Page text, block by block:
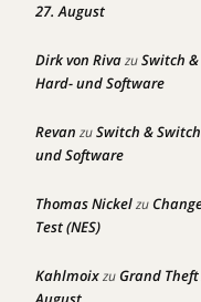
27. August
Dirk von RivazuSwitch
Hard- und Software
Revan zuSwitch &
und Software
Thomas Nickelzu
Test (NES)
KahlmoixzuGrand Theft